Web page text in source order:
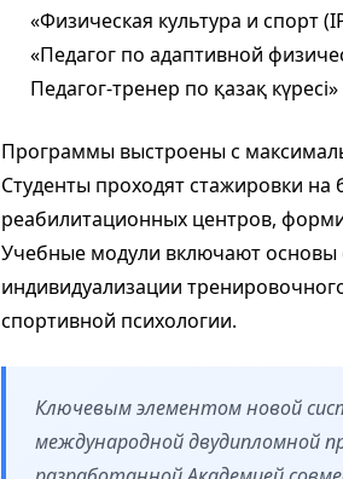
«Физическая культура и спорт
«Педагог по адаптивной
Педагог-тренер по қазақ күресі»
Программы выстроены с
Студенты проходят стажировки
реабилитационных центров,
Учебные модули включают основы
индивидуализации
спортивной психологии.
Ключевым элементом новой
международной двудипломной